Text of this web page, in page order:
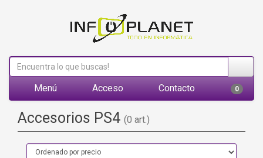
Menú Acceso Contacto 0
Accesorios PS4 (0 art.)